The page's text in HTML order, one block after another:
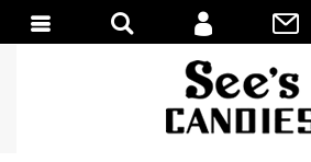
會員登入
會員註冊